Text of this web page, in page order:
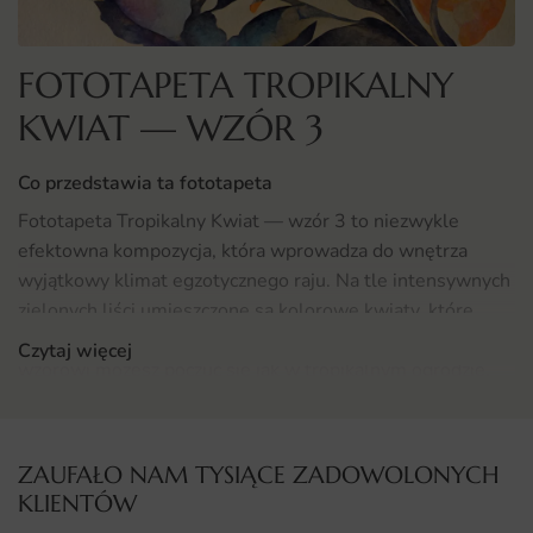
FOTOTAPETA TROPIKALNY
KWIAT — WZÓR 3
Co przedstawia ta fototapeta
Fototapeta Tropikalny Kwiat — wzór 3 to niezwykle
efektowna kompozycja, która wprowadza do wnętrza
wyjątkowy klimat egzotycznego raju. Na tle intensywnych
zielonych liści umieszczone są kolorowe kwiaty, które
przyciągają wzrok i ożywiają przestrzeń. Dzięki temu
Gdzie sprawdzi się fototapeta Tropikalny Kwiat 3
Czytaj więcej
ZAUFAŁO NAM TYSIĄCE ZADOWOLONYCH
KLIENTÓW